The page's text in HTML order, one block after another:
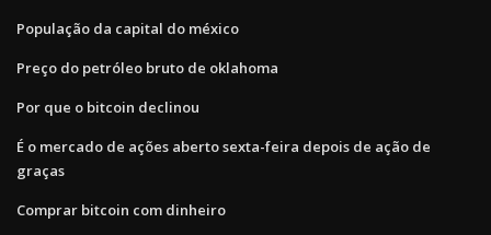
População da capital do méxico
Preço do petróleo bruto de oklahoma
Por que o bitcoin declinou
É o mercado de ações aberto sexta-feira depois de ação de
graças
Comprar bitcoin com dinheiro